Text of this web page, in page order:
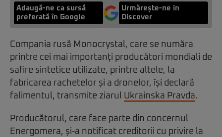
Adaugă-ne ca sursă
preferată în Google
Urmărește-ne in
Discover
Compania rusă Monocrystal, care se număra
printre cei mai importanți producători mondiali de
safire sintetice utilizate, printre altele, la
fabricarea rachetelor și a dronelor, își declară
falimentul, transmite ziarul Ukrainska Pravda.
Producătorul, care face parte din concernul
Energomera, și-a notificat creditorii cu privire la